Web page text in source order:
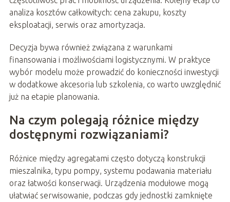
analiza kosztów całkowitych: cena zakupu, koszty
eksploatacji, serwis oraz amortyzacja.
Decyzja bywa również związana z warunkami
finansowania i możliwościami logistycznymi. W praktyce
wybór modelu może prowadzić do konieczności inwestycji
w dodatkowe akcesoria lub szkolenia, co warto uwzględnić
już na etapie planowania.
Na czym polegają różnice między
dostępnymi rozwiązaniami?
Różnice między agregatami często dotyczą konstrukcji
mieszalnika, typu pompy, systemu podawania materiału
oraz łatwości konserwacji. Urządzenia modułowe mogą
ułatwiać serwisowanie, podczas gdy jednostki zamknięte